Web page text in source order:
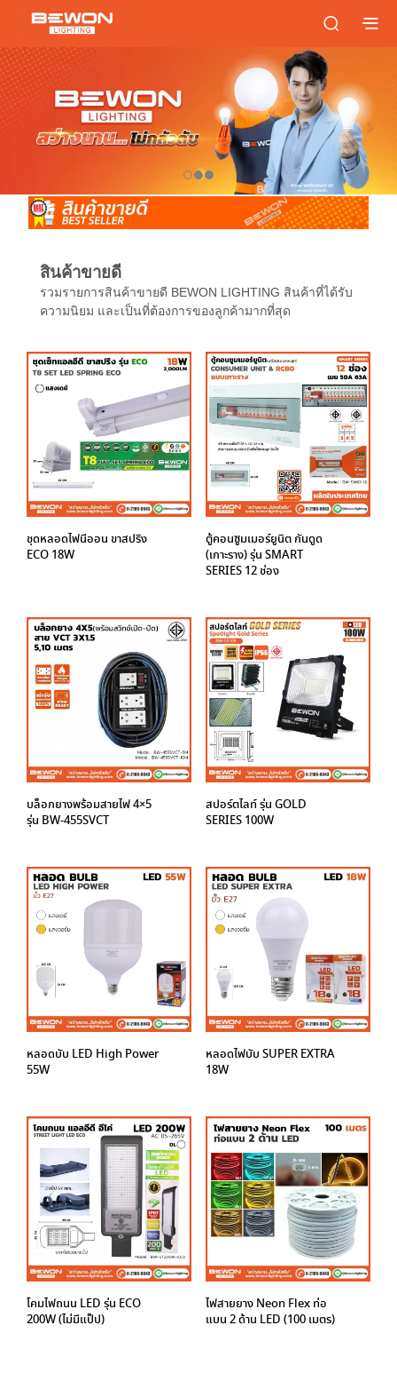
สินค้าขายดี
รวมรายการสินค้าขายดี BEWON LIGHTING สินค้าที่ได้รับ
ความนิยม และเป็นที่ต้องการของลูกค้ามากที่สุด
ชุดหลอดไฟนีออน ขาสปริง
ECO 18W
ตู้คอนซูมเมอร์ยูนิต กันดูด
(เกาะราง) รุ่น SMART
SERIES 12 ช่อง
บล็อกยางพร้อมสายไฟ 4×5
รุ่น BW-455SVCT
สปอร์ตไลท์ รุ่น GOLD
SERIES 100W
หลอดบับ LED High Power
55W
หลอดไฟบับ SUPER EXTRA
18W
โคมไฟถนน LED รุ่น ECO
200W (ไม่มีแป็ป)
ไฟสายยาง Neon Flex ท่อ
แบน 2 ด้าน LED (100 เมตร)